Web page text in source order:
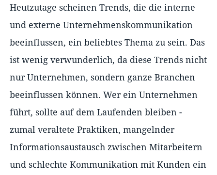
Heutzutage scheinen Trends, die die interne
und externe Unternehmenskommunikation
beeinflussen, ein beliebtes Thema zu sein. Das
ist wenig verwunderlich, da diese Trends nicht
nur Unternehmen, sondern ganze Branchen
beeinflussen können. Wer ein Unternehmen
führt, sollte auf dem Laufenden bleiben -
zumal veraltete Praktiken, mangelnder
Informationsaustausch zwischen Mitarbeitern
und schlechte Kommunikation mit Kunden ein